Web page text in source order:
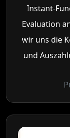
Instant-
Evaluation
wir uns die
und